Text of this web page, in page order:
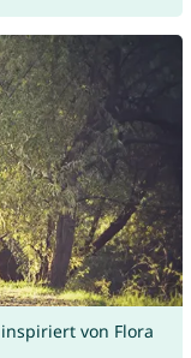
von Flora